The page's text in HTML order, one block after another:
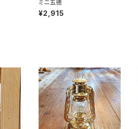
ミニ五徳
¥2,915